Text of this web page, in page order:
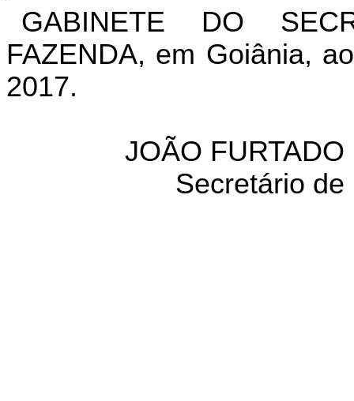
GABINETE DO
FAZENDA, em Goiânia,
2017.
JOÃO
Secretário